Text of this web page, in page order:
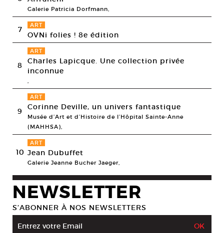
Galerie Patricia Dorfmann,
7 ART
OVNi folies ! 8e édition
8
ART
Charles Lapicque. Une collection privée
inconnue
,
9
ART
Corinne Deville, un univers fantastique
Musée d’Art et d’Histoire de l’Hôpital Sainte-Anne
(MAHHSA),
10
ART
Jean Dubuffet
Galerie Jeanne Bucher Jaeger,
NEWSLETTER
S’ABONNER À NOS NEWSLETTERS